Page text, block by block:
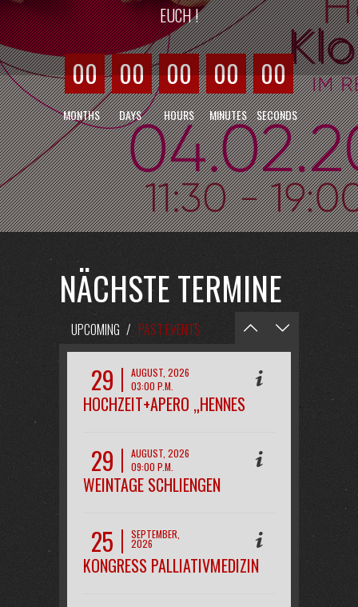
EUCH !
00 00 00 00 00
MONTHS DAYS HOURS MINUTES SECONDS
NÄCHSTE TERMINE
UPCOMING / PAST EVENTS
29
AUGUST, 2026
03:00 P.M.
HOCHZEIT+APERO „HENNES
29
AUGUST, 2026
09:00 P.M.
WEINTAGE SCHLIENGEN
25 SEPTEMBER,
2026
08:00 P.M.
KONGRESS PALLIATIVMEDIZIN